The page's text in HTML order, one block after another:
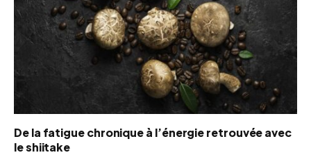
De la fatigue chronique à l’énergie retrouvée avec
le shiitake